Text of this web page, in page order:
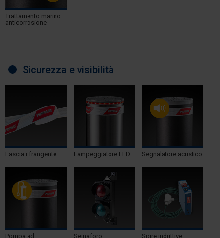
Trattamento marino
anticorrosione
Sicurezza e visibilità
Fascia rifrangente Lampeggiatore LED Segnalatore acustico
Pompa ad
Semaforo Spire induttive